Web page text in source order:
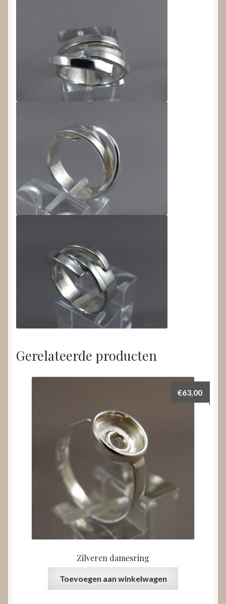
Gerelateerde producten
Zilveren damesring
€63,00
Toevoegen aan winkelwagen